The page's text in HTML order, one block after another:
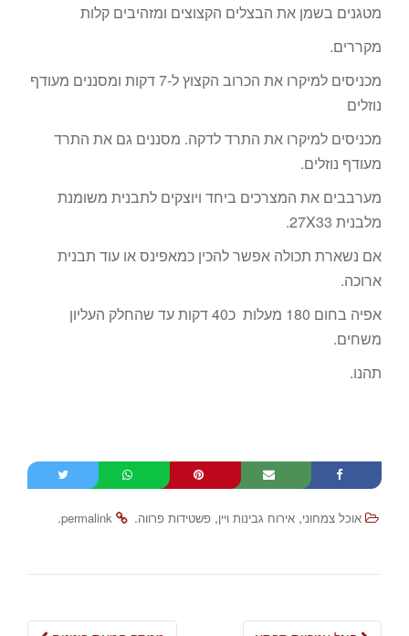
מטגנים בשמן את הבצלים הקצוצים ומזהיבים קלות
מקררים.
מכניסים למיקרו את הכרוב הקצוץ ל-7 דקות ומסננים מעודף
נוזלים
מכניסים למיקרו את התרד לדקה. מסננים גם את התרד
מעודף נוזלים.
מערבבים את המצרכים ביחד ויוצקים לתבנית משומנת
מלבנית 27X33.
אם נשארת תכולה אפשר להכין כמאפינס או עוד תבנית
ארוכה.
אפיה בחום 180 מעלות כ40 דקות עד שהחלק העליון
משחים.
תהנו.
אוכל צמחוני, אירוח גבינות ויין, פשטידות פרווה.
permalink
.